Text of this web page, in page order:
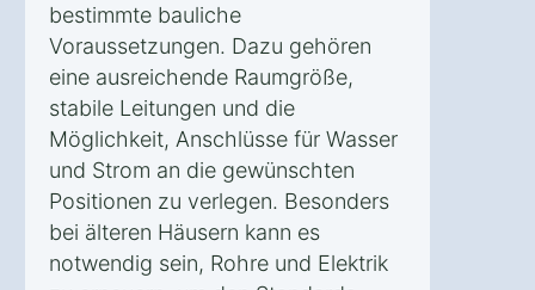
bestimmte bauliche
Voraussetzungen. Dazu gehören
eine ausreichende Raumgröße,
stabile Leitungen und die
Möglichkeit, Anschlüsse für Wasser
und Strom an die gewünschten
Positionen zu verlegen. Besonders
bei älteren Häusern kann es
notwendig sein, Rohre und Elektrik